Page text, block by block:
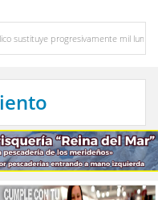
progresivamente mil luminarias en